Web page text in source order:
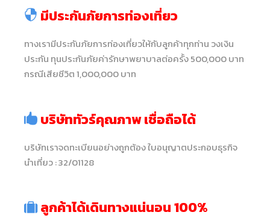
มีประกันภัยการท่องเที่ยว
ทางเรามีประกันภัยการท่องเที่ยวให้กับลูกค้าทุกท่าน วงเงิน
ประกัน ทุนประกันภัยค่ารักษาพยาบาลต่อครั้ง 500,000 บาท
กรณีเสียชีวิต 1,000,000 บาท
บริษัททัวร์คุณภาพ เชื่อถือได้
บริษัทเราจดทะเบียนอย่างถูกต้อง ใบอนุญาตประกอบธุรกิจ
นำเที่ยว : 32/01128
ลูกค้าได้เดินทางแน่นอน 100%